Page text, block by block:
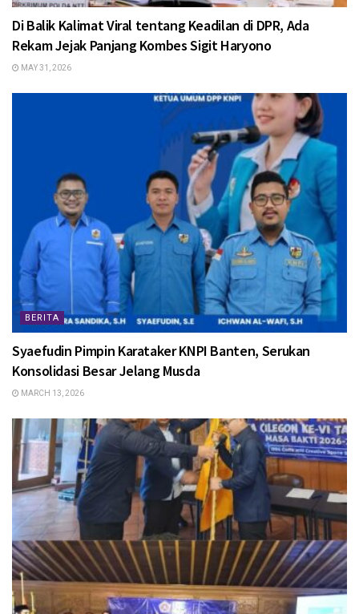
Di Balik Kalimat Viral tentang Keadilan di DPR, Ada
Rekam Jejak Panjang Kombes Sigit Haryono
MAY 31, 2026
BERITA
Syaefudin Pimpin Karataker KNPI Banten, Serukan
Konsolidasi Besar Jelang Musda
MARCH 13, 2026